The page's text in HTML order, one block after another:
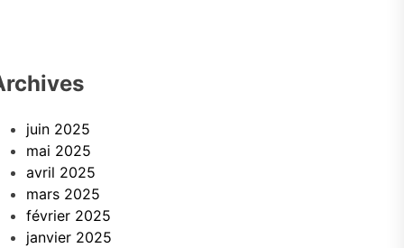
juin 2025
mai 2025
avril 2025
mars 2025
février 2025
janvier 2025